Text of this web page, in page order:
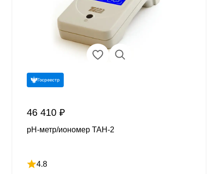
Госреестр
46 410 ₽
pH-метр/иономер ТАН-2
4.8
Рейтинг 4.8 из 5